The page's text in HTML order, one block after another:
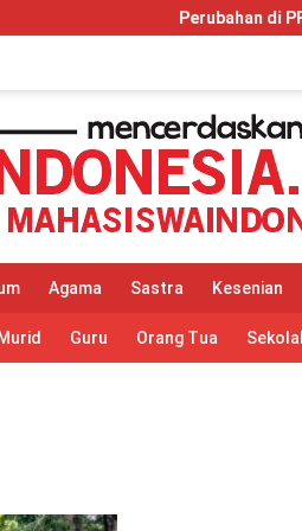
Perubahan di PP Nomor
Agama Sastra Kesenian
Murid Guru Orang Tua